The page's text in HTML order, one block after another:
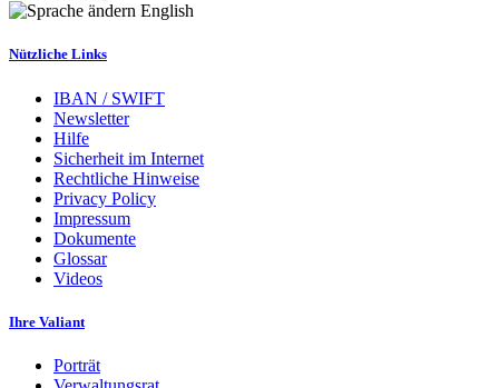
English
Nützliche Links
IBAN / SWIFT
Newsletter
Hilfe
Sicherheit im Internet
Rechtliche Hinweise
Privacy Policy
Impressum
Dokumente
Glossar
Videos
Ihre Valiant
Porträt